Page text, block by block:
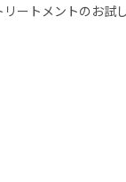
ートメントのお試